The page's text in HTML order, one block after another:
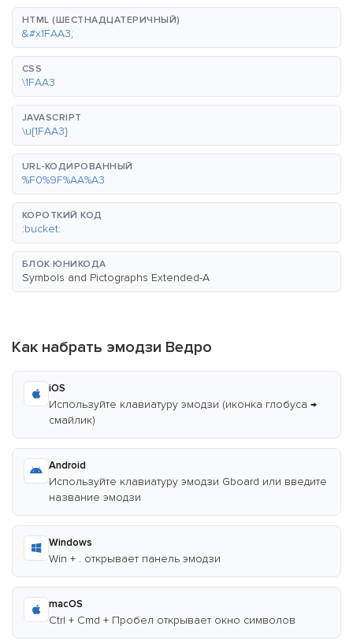
HTML (ШЕСТНАДЦАТЕРИЧНЫЙ)
&#x1FAA3;
CSS
\1FAA3
JAVASCRIPT
\u{1FAA3}
URL-КОДИРОВАННЫЙ
%F0%9F%AA%A3
КОРОТКИЙ КОД
:bucket:
БЛОК ЮНИКОДА
Symbols and Pictographs Extended-A
Как набрать эмодзи Ведро
iOS
Используйте клавиатуру эмодзи (иконка глобуса →
смайлик)
Android
Используйте клавиатуру эмодзи Gboard или введите
название эмодзи
Windows
Win + . открывает панель эмодзи
macOS
Ctrl + Cmd + Пробел открывает окно символов